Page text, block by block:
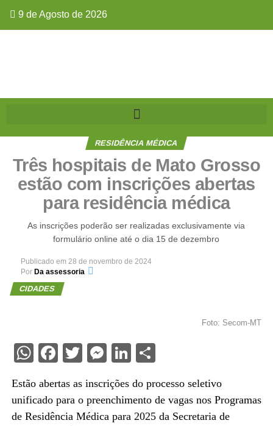
9 de Agosto de 2026
RESIDÊNCIA MÉDICA
Três hospitais de Mato Grosso
estão com inscrições abertas
para residência médica
As inscrições poderão ser realizadas exclusivamente via
formulário online até o dia 15 de dezembro
Publicado em 28 de novembro de 2024
Por Da assessoria
CIDADES
Foto: Secom-MT
WhatsApp
Facebook
Twitter
Messenger
LinkedIn
Share
Estão abertas as inscrições do processo seletivo
unificado para o preenchimento de vagas nos Programas
de Residência Médica para 2025 da Secretaria de